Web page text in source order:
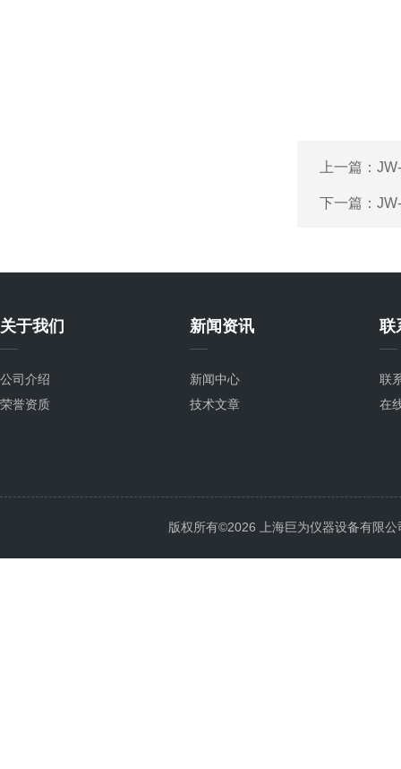
上一篇：
下一篇：
关于我们
公司介绍
荣誉资质
新闻资讯
新闻中心
技术文章
联
联
在
版权所有©2026 上海巨为仪器设备有限